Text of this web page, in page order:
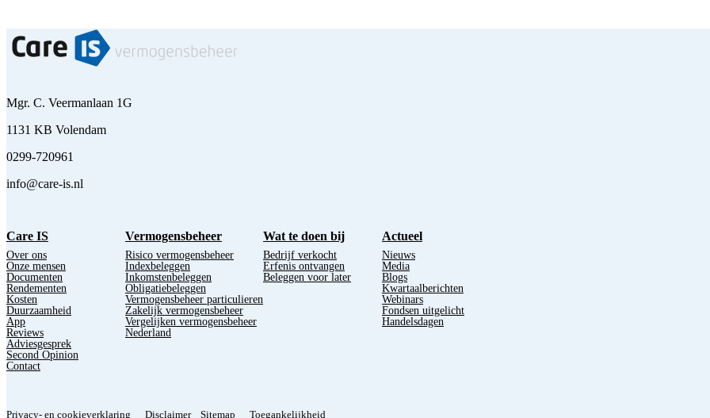
Mgr. C. Veermanlaan 1G
1131 KB Volendam
0299-720961
info@care-is.nl
Care IS
Over ons
Onze mensen
Documenten
Rendementen
Kosten
Duurzaamheid
App
Reviews
Adviesgesprek
Second Opinion
Contact
Vermogensbeheer
Risico vermogensbeheer
Indexbeleggen
Inkomstenbeleggen
Obligatiebeleggen
Vermogensbeheer particulieren
Zakelijk vermogensbeheer
Vergelijken vermogensbeheer
Nederland
Wat te doen bij
Bedrijf verkocht
Erfenis ontvangen
Beleggen voor later
Actueel
Nieuws
Media
Blogs
Kwartaalberichten
Webinars
Fondsen uitgelicht
Handelsdagen
Privacy- en cookieverklaring Disclaimer Sitemap Toegankelijkheid